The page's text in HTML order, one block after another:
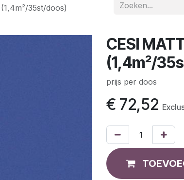
35st/doos)
CESI
(1,4m²/
prijs per doos
€ 72,52